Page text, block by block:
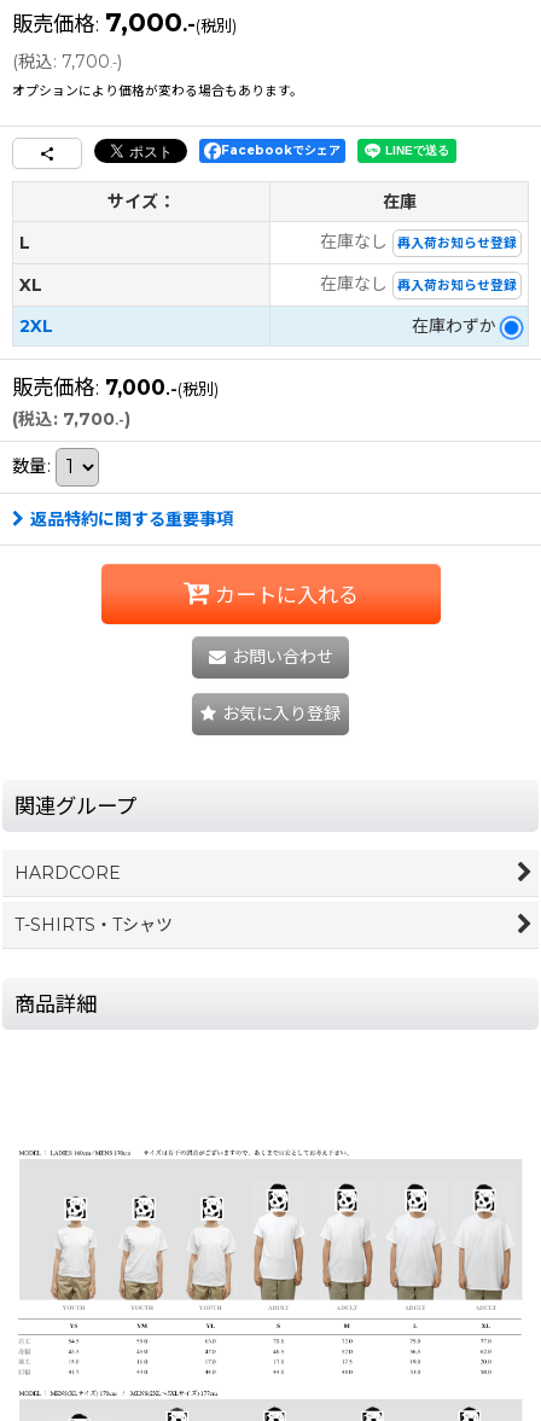
販売価格: 7,000.-(税別)
(税込: 7,700.-)
オプションにより価格が変わる場合もあります。
Facebookでシェア
サイズ：
在庫
L
在庫なし 再入荷お知らせ登録
XL 在庫なし 再入荷お知らせ登録
2XL 在庫わずか
販売価格: 7,000.-(税別)
(税込: 7,700.-)
数量:
返品特約に関する重要事項
カートに入れる
お問い合わせ
お気に入り登録
関連グループ
HARDCORE
T-SHIRTS・Tシャツ
商品詳細